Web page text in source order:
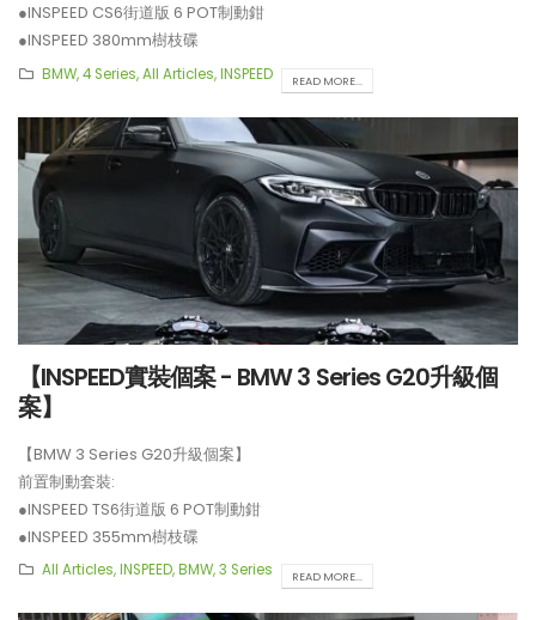
●INSPEED CS6街道版 6 POT制動鉗
●INSPEED 380mm樹枝碟
**制動套裝適用於19吋或以上車鈴安裝。
BMW,4 Series,All Articles,INSPEED READ MORE...
【INSPEED實裝個案 - BMW 3 Series G20升級個
案】
【BMW 3 Series G20升級個案】
前置制動套裝:
●INSPEED TS6街道版 6 POT制動鉗
●INSPEED 355mm樹枝碟
**制動套裝適用於18吋或以上車鈴安裝。
All Articles,INSPEED,BMW,3 Series READ MORE...